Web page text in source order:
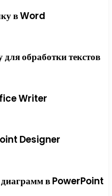
в Word
обработки текстов
Writer
Designer
в PowerPoint